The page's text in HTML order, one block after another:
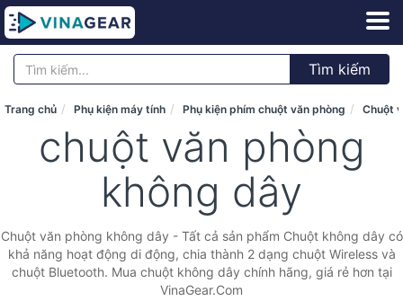
Tìm kiếm
Trang chủ Phụ kiện máy tính Phụ kiện phím chuột văn phòng Chuột
chuột văn phòng
không dây
Chuột văn phòng không dây - Tất cả sản phẩm Chuột không dây có
khả năng hoạt động di động, chia thành 2 dạng chuột Wireless và
chuột Bluetooth. Mua chuột không dây chính hãng, giá rẻ hơn tại
VinaGear.Com